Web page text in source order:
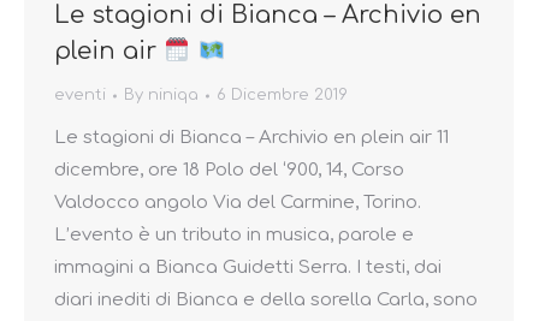
Le stagioni di Bianca – Archivio en
plein air
eventi By niniqa 6 Dicembre 2019
Le stagioni di Bianca – Archivio en plein air 11
dicembre, ore 18 Polo del ‘900, 14, Corso
Valdocco angolo Via del Carmine, Torino.
L’evento è un tributo in musica, parole e
immagini a Bianca Guidetti Serra. I testi, dai
diari inediti di Bianca e della sorella Carla, sono